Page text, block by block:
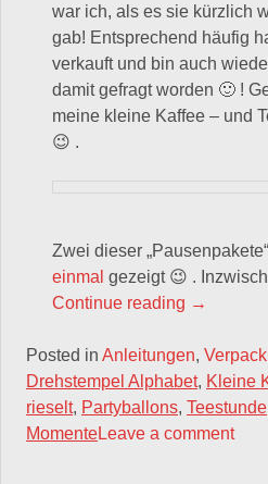
war ich, als es sie kürzlich
gab! Entsprechend häufig
verkauft und bin auch
damit gefragt worden 🙂 !
meine kleine Kaffee – und
😉 .
Zwei dieser
einmal gezeigt 😉 .
Continue reading →
Posted in Anleitungen,
Drehstempel Alphabet, Kleine
rieselt, Partyballons, Teestunde
MomenteLeave a comment